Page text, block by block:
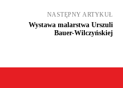
NASTĘPNY ARTYKUŁ
Wystawa malarstwa Urszuli
Bauer-Wilczyńskiej